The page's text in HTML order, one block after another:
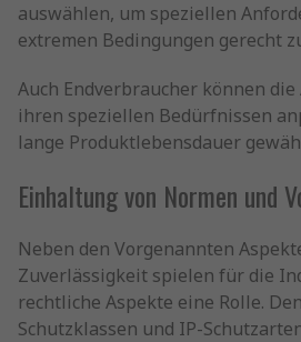
auswählen, um speziellen
extremen Bedingungen gerecht
Auch Endverbraucher können
ihren speziellen Bedürfnissen
lange Produktlebensdauer
Einhaltung von Normen und
Neben den Vorgenannten
Zuverlässigkeit spielen für die
rechtliche Aspekte eine Rolle.
Schutzklassen und IP-